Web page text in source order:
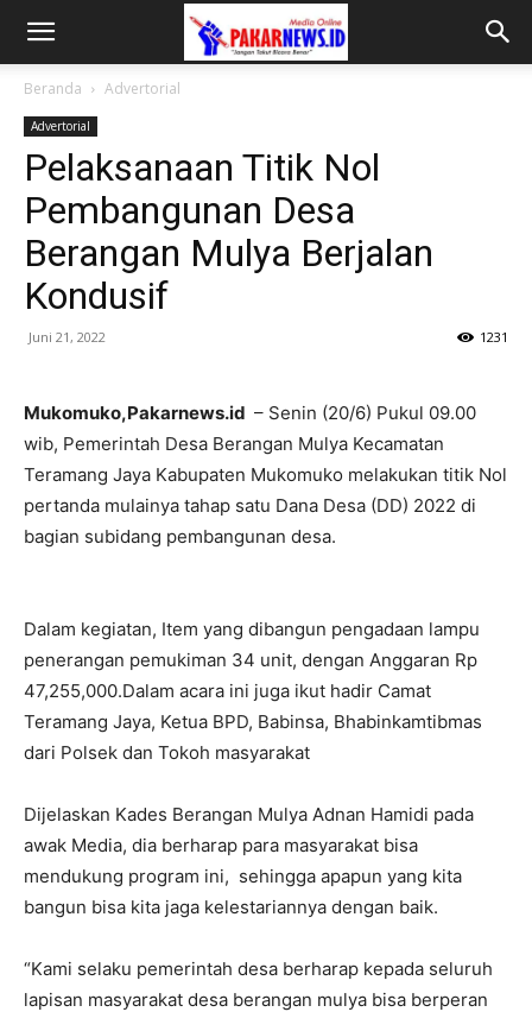
Beranda Advertorial
Advertorial
Pelaksanaan Titik Nol
Pembangunan Desa
Berangan Mulya Berjalan
Kondusif
Juni 21, 2022 1231
Mukomuko,Pakarnews.id – Senin (20/6) Pukul 09.00
wib, Pemerintah Desa Berangan Mulya Kecamatan
Teramang Jaya Kabupaten Mukomuko melakukan titik Nol
pertanda mulainya tahap satu Dana Desa (DD) 2022 di
bagian subidang pembangunan desa.
Dalam kegiatan, Item yang dibangun pengadaan lampu
penerangan pemukiman 34 unit, dengan Anggaran Rp
47,255,000.Dalam acara ini juga ikut hadir Camat
Teramang Jaya, Ketua BPD, Babinsa, Bhabinkamtibmas
dari Polsek dan Tokoh masyarakat
Dijelaskan Kades Berangan Mulya Adnan Hamidi pada
awak Media, dia berharap para masyarakat bisa
mendukung program ini, sehingga apapun yang kita
bangun bisa kita jaga kelestariannya dengan baik.
“Kami selaku pemerintah desa berharap kepada seluruh
lapisan masyarakat desa berangan mulya bisa berperan